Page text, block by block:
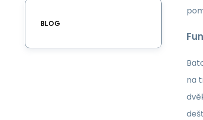
na
BLOG